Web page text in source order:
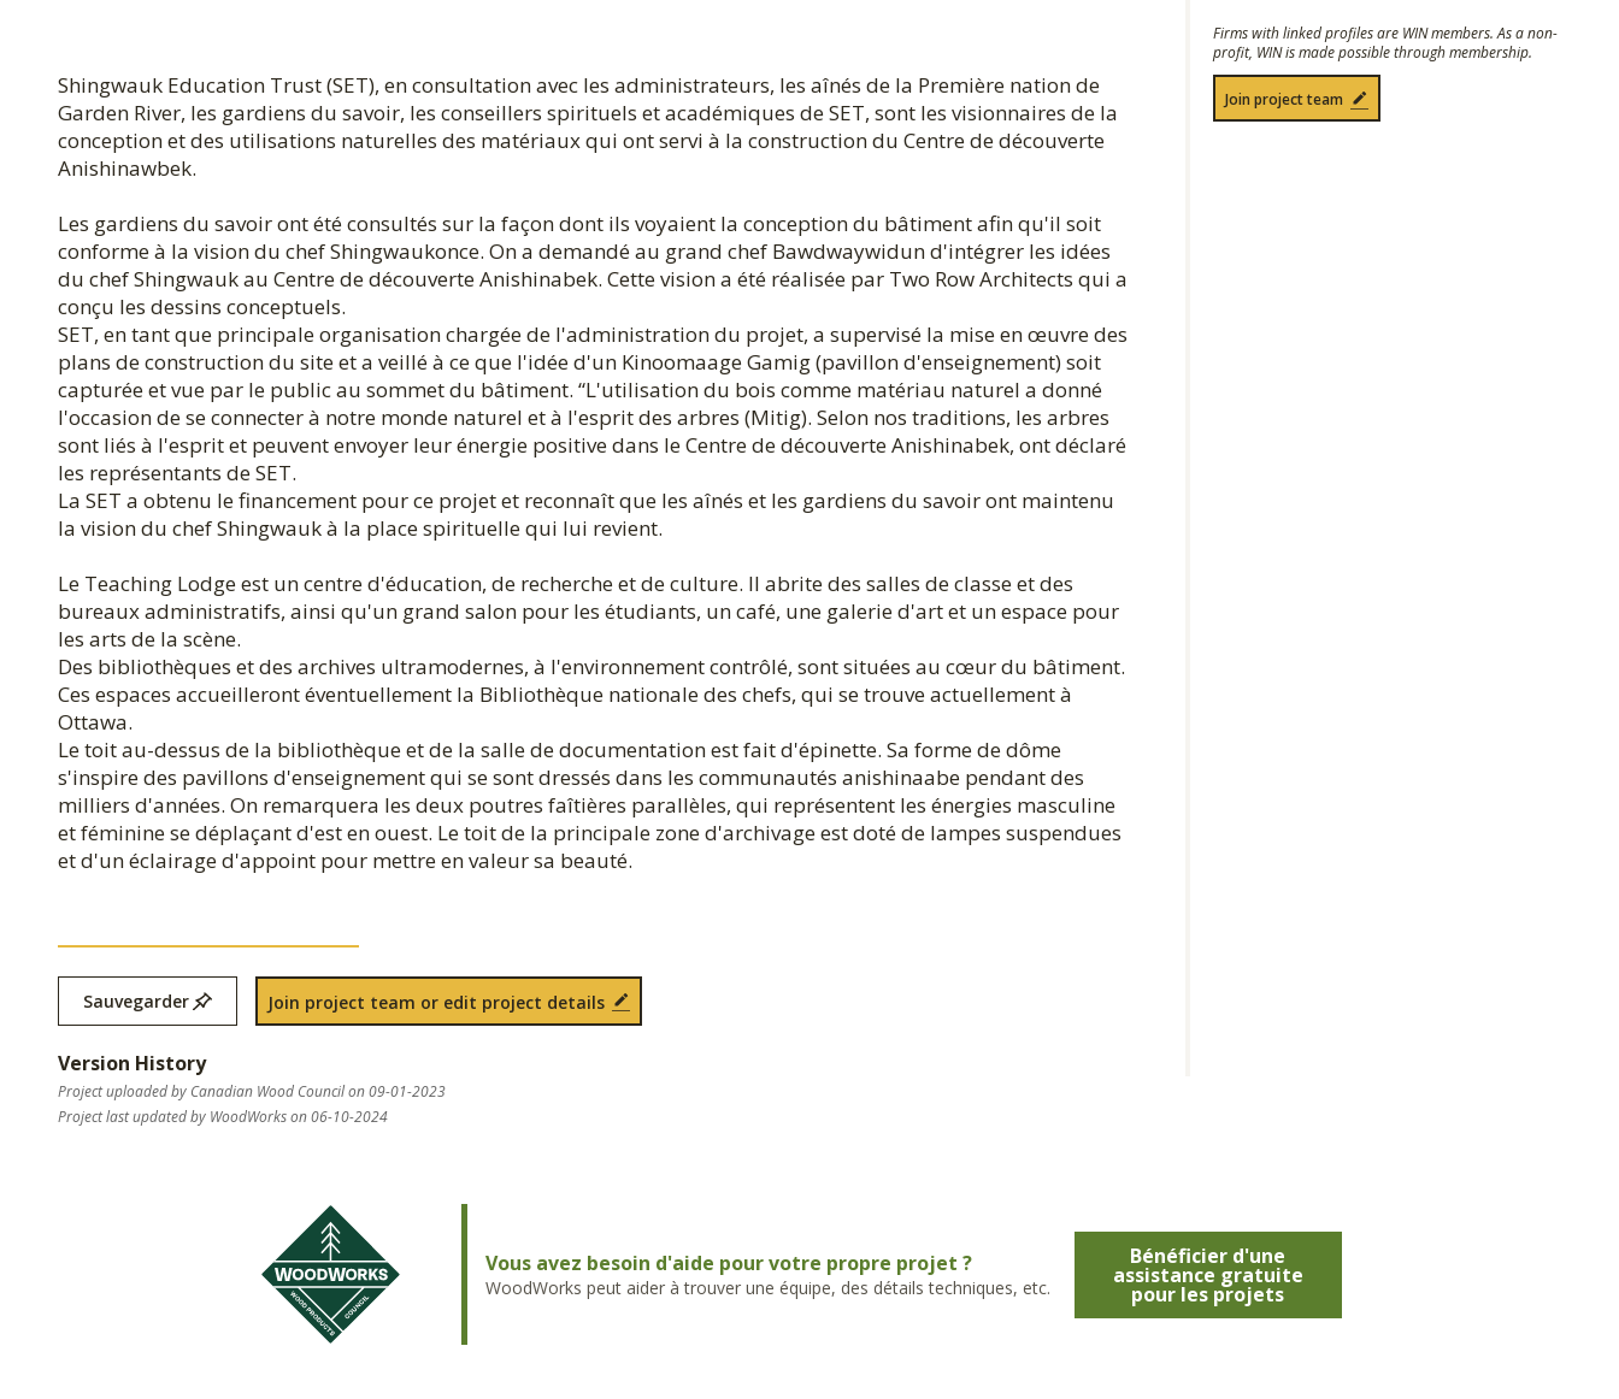
Shingwauk Education Trust (SET), en consultation avec les administrateurs, les aînés de la Première nation de
Garden River, les gardiens du savoir, les conseillers spirituels et académiques de SET, sont les visionnaires de la
conception et des utilisations naturelles des matériaux qui ont servi à la construction du Centre de découverte
Anishinawbek.
Les gardiens du savoir ont été consultés sur la façon dont ils voyaient la conception du bâtiment afin qu'il soit
conforme à la vision du chef Shingwaukonce. On a demandé au grand chef Bawdwaywidun d'intégrer les idées
du chef Shingwauk au Centre de découverte Anishinabek. Cette vision a été réalisée par Two Row Architects qui a
conçu les dessins conceptuels.
SET, en tant que principale organisation chargée de l'administration du projet, a supervisé la mise en œuvre des
plans de construction du site et a veillé à ce que l'idée d'un Kinoomaage Gamig (pavillon d'enseignement) soit
capturée et vue par le public au sommet du bâtiment. “L'utilisation du bois comme matériau naturel a donné
l'occasion de se connecter à notre monde naturel et à l'esprit des arbres (Mitig). Selon nos traditions, les arbres
sont liés à l'esprit et peuvent envoyer leur énergie positive dans le Centre de découverte Anishinabek, ont déclaré
les représentants de SET.
La SET a obtenu le financement pour ce projet et reconnaît que les aînés et les gardiens du savoir ont maintenu
la vision du chef Shingwauk à la place spirituelle qui lui revient.
Le Teaching Lodge est un centre d'éducation, de recherche et de culture. Il abrite des salles de classe et des
bureaux administratifs, ainsi qu'un grand salon pour les étudiants, un café, une galerie d'art et un espace pour
les arts de la scène.
Des bibliothèques et des archives ultramodernes, à l'environnement contrôlé, sont situées au cœur du bâtiment.
Ces espaces accueilleront éventuellement la Bibliothèque nationale des chefs, qui se trouve actuellement à
Ottawa.
Le toit au-dessus de la bibliothèque et de la salle de documentation est fait d'épinette. Sa forme de dôme
s'inspire des pavillons d'enseignement qui se sont dressés dans les communautés anishinaabe pendant des
milliers d'années. On remarquera les deux poutres faîtières parallèles, qui représentent les énergies masculine
et féminine se déplaçant d'est en ouest. Le toit de la principale zone d'archivage est doté de lampes suspendues
et d'un éclairage d'appoint pour mettre en valeur sa beauté.
Sauvegarder Join project team or edit project details
Version History
Project uploaded by Canadian Wood Council on 09-01-2023
Project last updated by WoodWorks on 06-10-2024
Firms with linked profiles are WIN members. As a non-
profit, WIN is made possible through membership.
Join project team
Vous avez besoin d'aide pour votre propre projet ?
WoodWorks peut aider à trouver une équipe, des détails techniques, etc.
Bénéficier d'une
assistance gratuite
pour les projets